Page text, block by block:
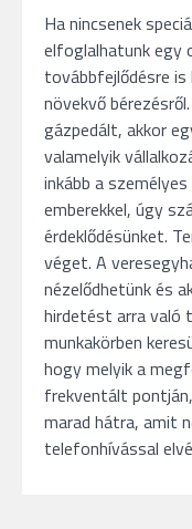
Ha nincsenek
elfoglalhatunk egy
továbbfejlődésre
növekvő
gázpedált, akkor
valamelyik
inkább a
emberekkel, úgy
érdeklődésünket.
véget. A
nézelődhetünk és
hirdetést arra való
munkakörben
hogy melyik a
frekventált
marad hátra, amit
telefonhívással